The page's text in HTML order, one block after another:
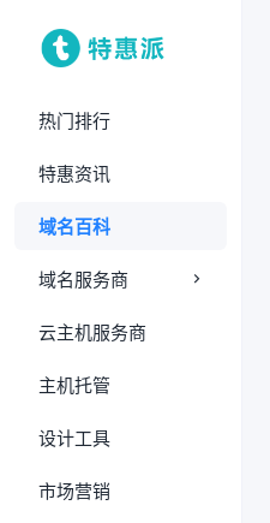
热门排行
特惠资讯
域名百科
域名服务商
云主机服务商
主机托管
设计工具
市场营销